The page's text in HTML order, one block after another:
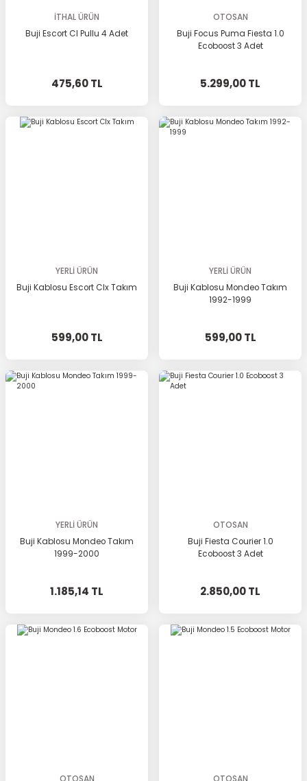
İTHAL ÜRÜN
Buji Escort Cl Pullu 4 Adet
475,60 TL
OTOSAN
Buji Focus Puma Fiesta 1.0
Ecoboost 3 Adet
5.299,00 TL
YERLİ ÜRÜN
Buji Kablosu Escort Clx Takım
599,00 TL
YERLİ ÜRÜN
Buji Kablosu Mondeo Takım
1992-1999
599,00 TL
YERLİ ÜRÜN
Buji Kablosu Mondeo Takım
1999-2000
1.185,14 TL
OTOSAN
Buji Fiesta Courier 1.0
Ecoboost 3 Adet
2.850,00 TL